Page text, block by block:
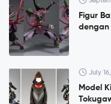
Figur
dengan
July
Model